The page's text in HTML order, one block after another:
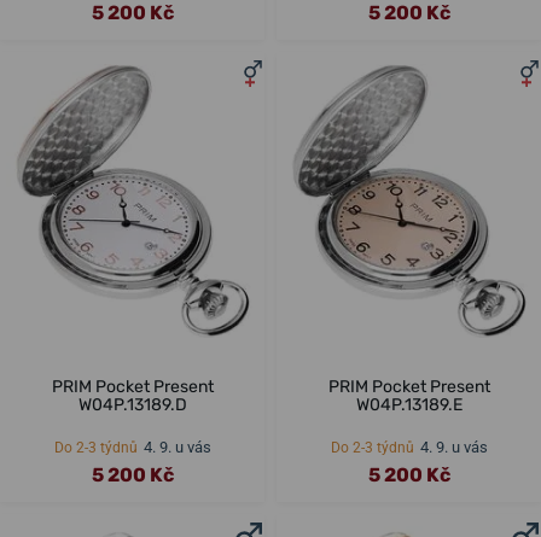
5 200 Kč 5 200 Kč
PRIM Pocket Present
W04P.13189.D
Do 2-3 týdnů 4. 9. u vás
5 200 Kč
PRIM Pocket Present
W04P.13189.E
Do 2-3 týdnů 4. 9. u vás
5 200 Kč